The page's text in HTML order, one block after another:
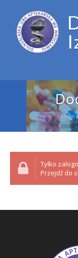
Home
Tylko
Przejdź do